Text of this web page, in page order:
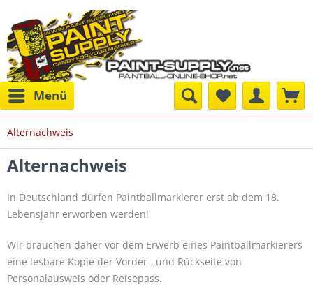
Menü
Alternachweis
Alternachweis
In Deutschland dürfen Paintballmarkierer erst ab dem 18.
Lebensjahr erworben werden!
Wir brauchen daher vor dem Erwerb eines Paintballmarkierers
eine lesbare Kopie der Vorder-, und Rückseite von
Personalausweis oder Reisepass.